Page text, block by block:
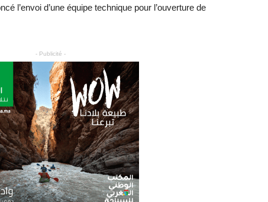
l’envoi d’une équipe technique pour l’ouverture de
- Publicité -